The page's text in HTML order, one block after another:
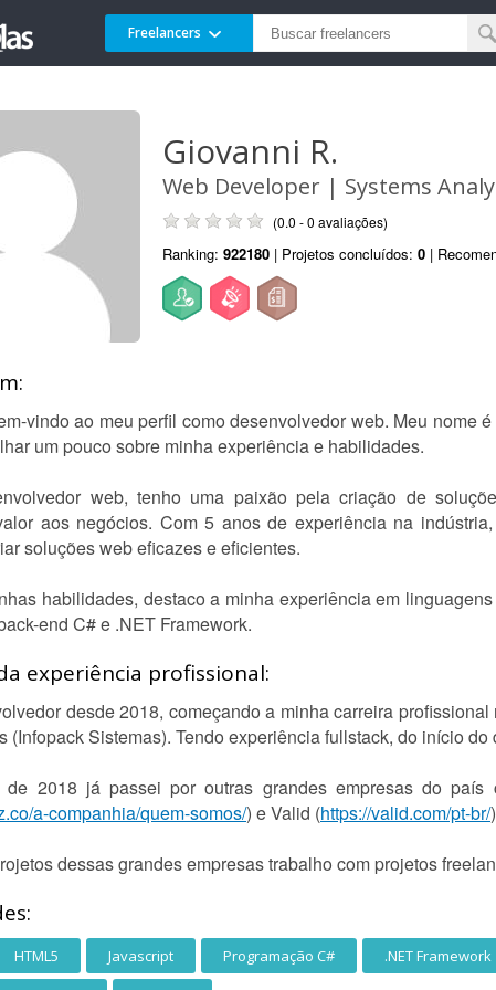
Freelancers
Giovanni R.
Web Developer | Systems
(0.0 - 0 avaliações)
Ranking: 922180 | Projetos concluídos: 0 |
vindo ao meu perfil como desenvolvedor web. Meu nome
um pouco sobre minha experiência e habilidades.
web, tenho uma paixão pela criação de
aos negócios. Com 5 anos de experiência na
soluções web eficazes e eficientes.
habilidades, destaco a minha experiência em
end C# e .NET Framework.
experiência profissional:
desde 2018, começando a minha carreira
(Infopack Sistemas). Tendo experiência fullstack, do início
de 2018 já passei por outras grandes empresas do
a-companhia/quem-somos/) e Valid (https://valid.com/pt-br/
dessas grandes empresas trabalho com projetos
HTML5 Javascript Programação C# .NET Framework